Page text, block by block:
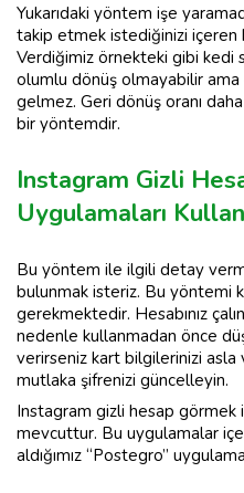
Yukarıdaki yöntem işe
takip etmek istediğinizi içeren
Verdiğimiz örnekteki gibi kedi
olumlu dönüş olmayabilir
gelmez. Geri dönüş oranı
bir yöntemdir.
Instagram Gizli
Uygulamaları
Bu yöntem ile ilgili detay
bulunmak isteriz. Bu yöntemi
gerekmektedir. Hesabınız
nedenle kullanmadan önce
verirseniz kart bilgilerinizi asla
mutlaka şifrenizi güncelleyin.
Instagram gizli hesap görmek
mevcuttur. Bu uygulamalar
aldığımız “Postegro”